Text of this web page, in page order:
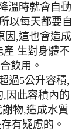
溫時就會自動
以每天都要自
因,這也會造成
生對身體不
飲用。
過5公升容積,
因此容積內的
物,造成水質
有疑慮的。